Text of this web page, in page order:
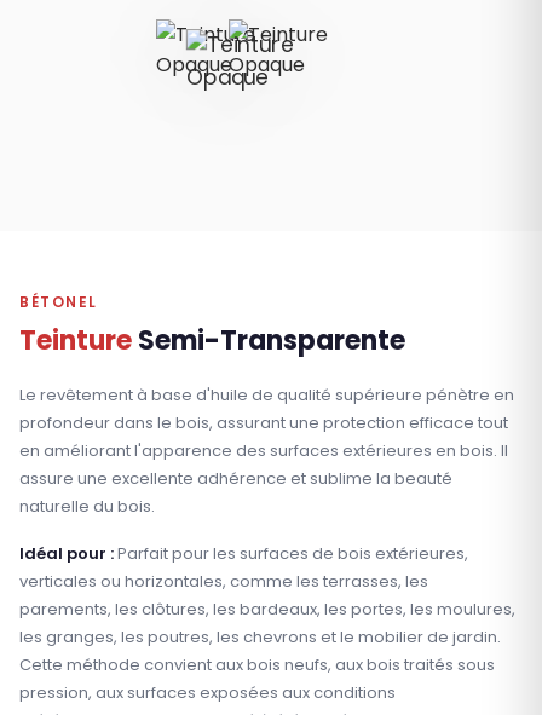
BÉTONEL
TeintureSemi-Transparente
Le revêtement à base d'huile de qualité supérieure pénètre en
profondeur dans le bois, assurant une protection efficace tout
en améliorant l'apparence des surfaces extérieures en bois. Il
assure une excellente adhérence et sublime la beauté
naturelle du bois.
Idéal pour :Parfait pour les surfaces de bois extérieures,
verticales ou horizontales, comme les terrasses, les
parements, les clôtures, les bardeaux, les portes, les moulures,
les granges, les poutres, les chevrons et le mobilier de jardin.
Cette méthode convient aux bois neufs, aux bois traités sous
pression, aux surfaces exposées aux conditions